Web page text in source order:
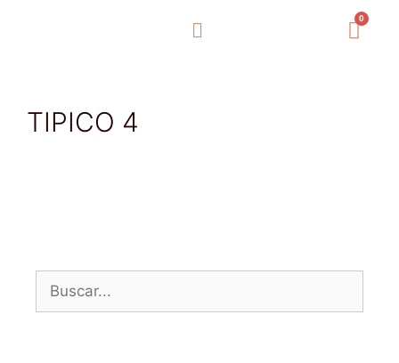
0
TIPICO 4